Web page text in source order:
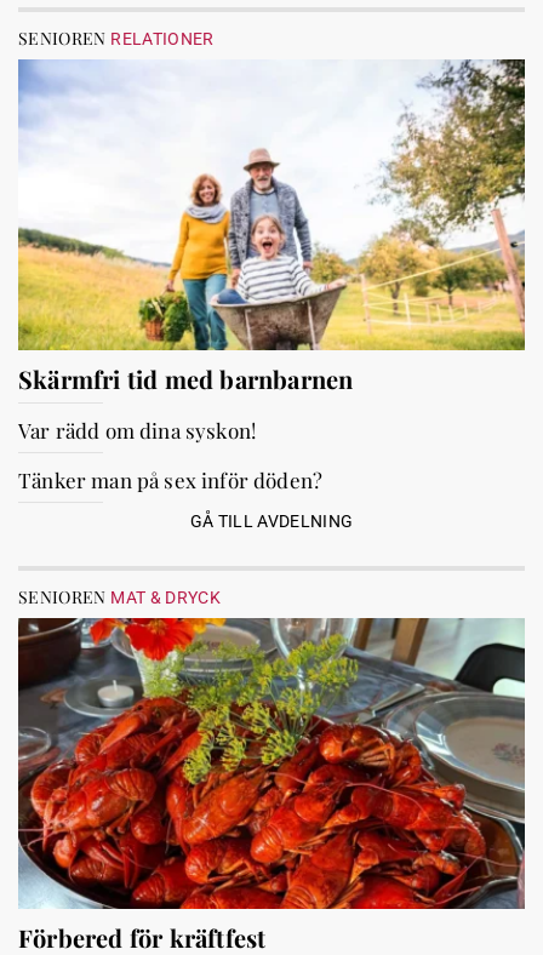
SENIOREN RELATIONER
Skärmfri tid med barnbarnen
Var rädd om dina syskon!
Tänker man på sex inför döden?
GÅ TILL AVDELNING
SENIOREN MAT & DRYCK
Förbered för kräftfest